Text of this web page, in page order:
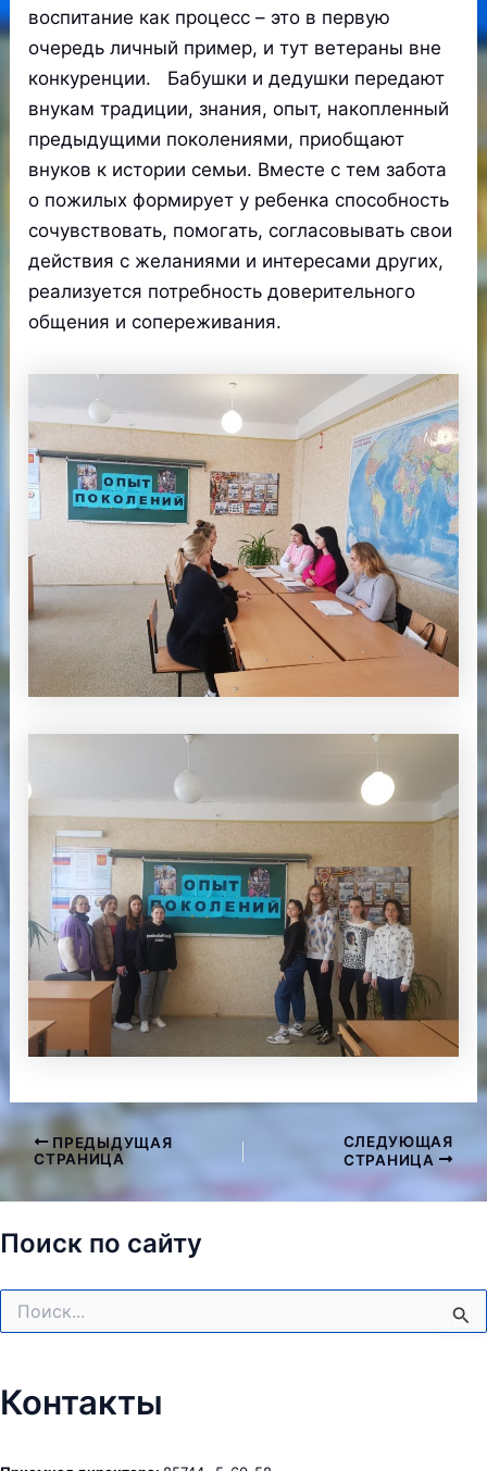
воcпитание как процеcс – это в первую
очередь личный пример, и тут ветераны вне
конкуренции. Бабушки и дедушки передают
внукам традиции, знания, опыт, накопленный
предыдущими поколениями, приобщают
внуков к истории семьи. Вместе с тем забота
о пожилых формирует у ребенка способность
сочувствовать, помогать, согласовывать свои
действия с желаниями и интересами других,
реализуется потребность доверительного
общения и сопереживания.
Навигация
по
записям
ПРЕДЫДУЩАЯ
СТРАНИЦА
СЛЕДУЮЩАЯ
СТРАНИЦА
Поиск по сайту
Контакты